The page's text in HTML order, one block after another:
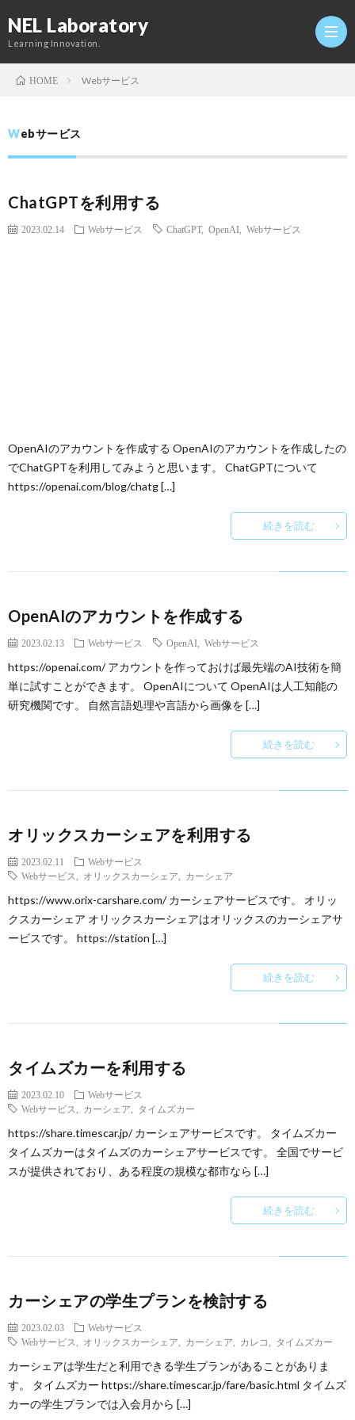
NEL Laboratory
Learning Innovation.
研
HOME Webサービス
Webサービス
ChatGPTを利用する
2023.02.14 Webサービス ChatGPT, OpenAI Webサービス
OpenAIのアカウントを作成する OpenAIのアカウントを作成したの
でChatGPTを利用してみようと思います。 ChatGPTについて
https://openai.com/blog/chatg […]
続きを読む
OpenAIのアカウントを作成する
2023.02.13 Webサービス OpenAI Webサービス
https://openai.com/ アカウントを作っておけば最先端のAI技術を簡
単に試すことができます。 OpenAIについて OpenAIは人工知能の
研究機関です。 自然言語処理や言語から画像を […]
続きを読む
オリックスカーシェアを利用する
2023.02.11
Webサービス
Webサービス
オリックスカーシェア カーシェア
https://www.orix-carshare.com/ カーシェアサービスです。 オリッ
クスカーシェア オリックスカーシェアはオリックスのカーシェアサ
ービスです。 https://station […]
続きを読む
タイムズカーを利用する
2023.02.10
Webサービス
Webサービス
カーシェア タイムズカー
https://share.timescar.jp/ カーシェアサービスです。 タイムズカー
タイムズカーはタイムズのカーシェアサービスです。 全国でサービ
スが提供されており、ある程度の規模な都市なら […]
続きを読む
カーシェアの学生プランを検討する
2023.02.03
Webサービス
Webサービス
オリックスカーシェア カーシェア カレコ タイムズカー
カーシェアは学生だと利用できる学生プランがあることがありま
す。 タイムズカー https://share.timescar.jp/fare/basic.html タイムズ
カーの学生プランでは入会月から […]